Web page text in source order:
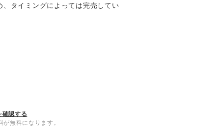
、タイミングによっては完売してい
確認する
無料になります。